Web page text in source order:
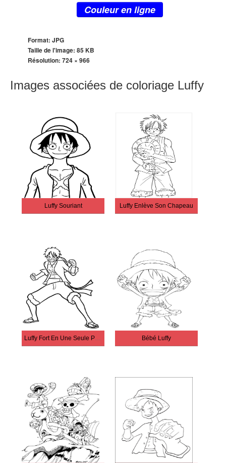
Couleur en ligne
Format: JPG
Taille de l'image: 85 KB
Résolution: 724 × 966
Images associées de coloriage Luffy
Luffy Souriant Luffy Enlève Son Chapeau
Luffy Fort En Une Seule Pièce Bébé Luffy